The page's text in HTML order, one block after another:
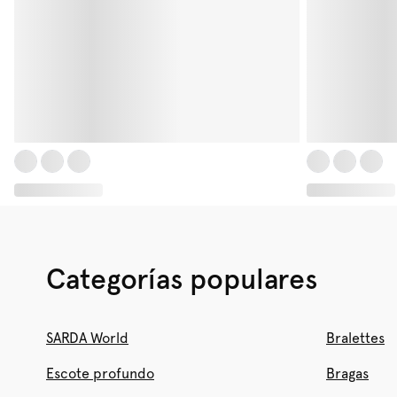
Categorías populares
SARDA World Bralettes
Escote profundo Bragas